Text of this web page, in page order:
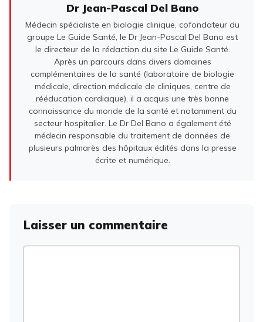
Dr Jean-Pascal Del Bano
Médecin spécialiste en biologie clinique, cofondateur du
groupe Le Guide Santé, le Dr Jean-Pascal Del Bano est
le directeur de la rédaction du site Le Guide Santé.
Après un parcours dans divers domaines
complémentaires de la santé (laboratoire de biologie
médicale, direction médicale de cliniques, centre de
rééducation cardiaque), il a acquis une très bonne
connaissance du monde de la santé et notamment du
secteur hospitalier. Le Dr Del Bano a également été
médecin responsable du traitement de données de
plusieurs palmarès des hôpitaux édités dans la presse
écrite et numérique.
Laisser un commentaire